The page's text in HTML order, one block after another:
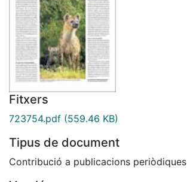
Fitxers
723754.pdf (559.46 KB)
Tipus de document
Contribució a publicacions periòdiques